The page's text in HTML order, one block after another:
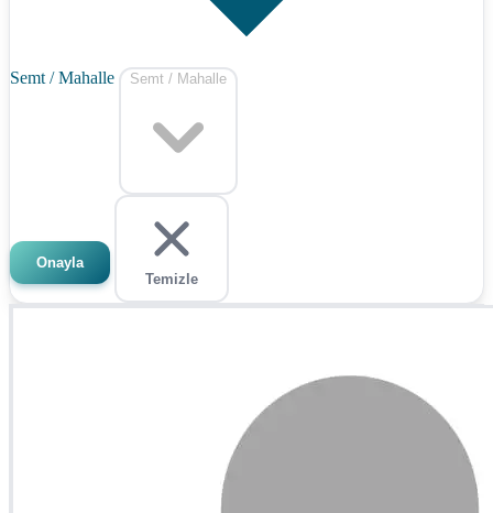
Semt / Mahalle Semt / Mahalle
Onayla
Temizle